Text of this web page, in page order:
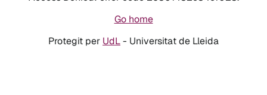
Go home
Protegit per UdL- Universitat de Lleida